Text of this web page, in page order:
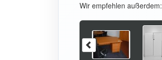
Wir empfehlen außerdem: